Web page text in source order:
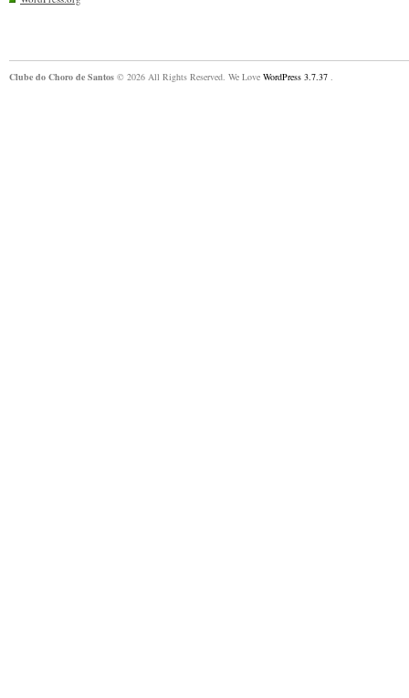
Clube do Choro de Santos © 2026 All Rights Reserved. We Love WordPress 3.7.37 .